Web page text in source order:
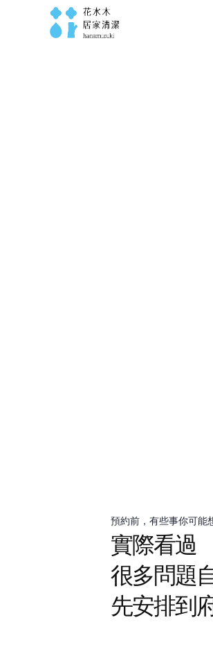
預約前，有些事你可能
實際看過
很多問題
先安排到